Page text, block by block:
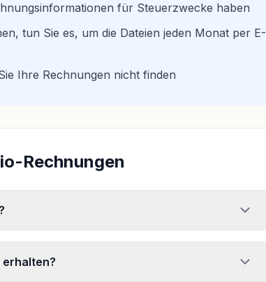
für Steuerzwecke haben
tun Sie es, um die Dateien jeden Monat per E-
Ihre Rechnungen nicht finden
Rechnungen